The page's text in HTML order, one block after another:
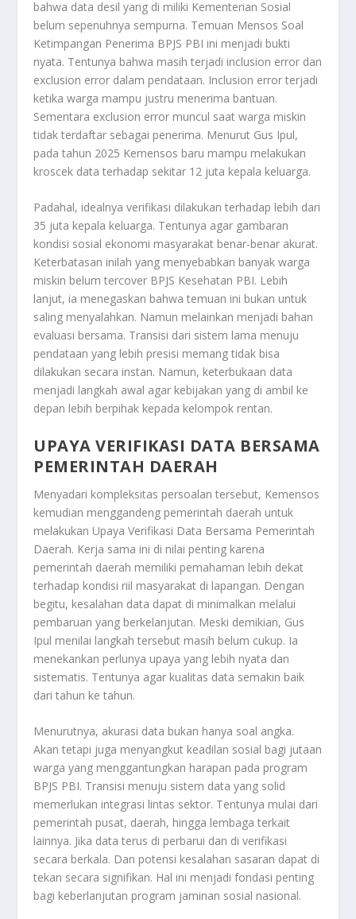
bahwa data desil yang di miliki Kementerian Sosial
belum sepenuhnya sempurna. Temuan Mensos Soal
Ketimpangan Penerima BPJS PBI ini menjadi bukti
nyata. Tentunya bahwa masih terjadi inclusion error dan
exclusion error dalam pendataan. Inclusion error terjadi
ketika warga mampu justru menerima bantuan.
Sementara exclusion error muncul saat warga miskin
tidak terdaftar sebagai penerima. Menurut Gus Ipul,
pada tahun 2025 Kemensos baru mampu melakukan
kroscek data terhadap sekitar 12 juta kepala keluarga.
Padahal, idealnya verifikasi dilakukan terhadap lebih dari
35 juta kepala keluarga. Tentunya agar gambaran
kondisi sosial ekonomi masyarakat benar-benar akurat.
Keterbatasan inilah yang menyebabkan banyak warga
miskin belum tercover BPJS Kesehatan PBI. Lebih
lanjut, ia menegaskan bahwa temuan ini bukan untuk
saling menyalahkan. Namun melainkan menjadi bahan
evaluasi bersama. Transisi dari sistem lama menuju
pendataan yang lebih presisi memang tidak bisa
dilakukan secara instan. Namun, keterbukaan data
menjadi langkah awal agar kebijakan yang di ambil ke
depan lebih berpihak kepada kelompok rentan.
UPAYA VERIFIKASI DATA BERSAMA
PEMERINTAH DAERAH
Menyadari kompleksitas persoalan tersebut, Kemensos
kemudian menggandeng pemerintah daerah untuk
melakukan Upaya Verifikasi Data Bersama Pemerintah
Daerah. Kerja sama ini di nilai penting karena
pemerintah daerah memiliki pemahaman lebih dekat
terhadap kondisi riil masyarakat di lapangan. Dengan
begitu, kesalahan data dapat di minimalkan melalui
pembaruan yang berkelanjutan. Meski demikian, Gus
Ipul menilai langkah tersebut masih belum cukup. Ia
menekankan perlunya upaya yang lebih nyata dan
sistematis. Tentunya agar kualitas data semakin baik
dari tahun ke tahun.
Menurutnya, akurasi data bukan hanya soal angka.
Akan tetapi juga menyangkut keadilan sosial bagi jutaan
warga yang menggantungkan harapan pada program
BPJS PBI. Transisi menuju sistem data yang solid
memerlukan integrasi lintas sektor. Tentunya mulai dari
pemerintah pusat, daerah, hingga lembaga terkait
lainnya. Jika data terus di perbarui dan di verifikasi
secara berkala. Dan potensi kesalahan sasaran dapat di
tekan secara signifikan. Hal ini menjadi fondasi penting
bagi keberlanjutan program jaminan sosial nasional.